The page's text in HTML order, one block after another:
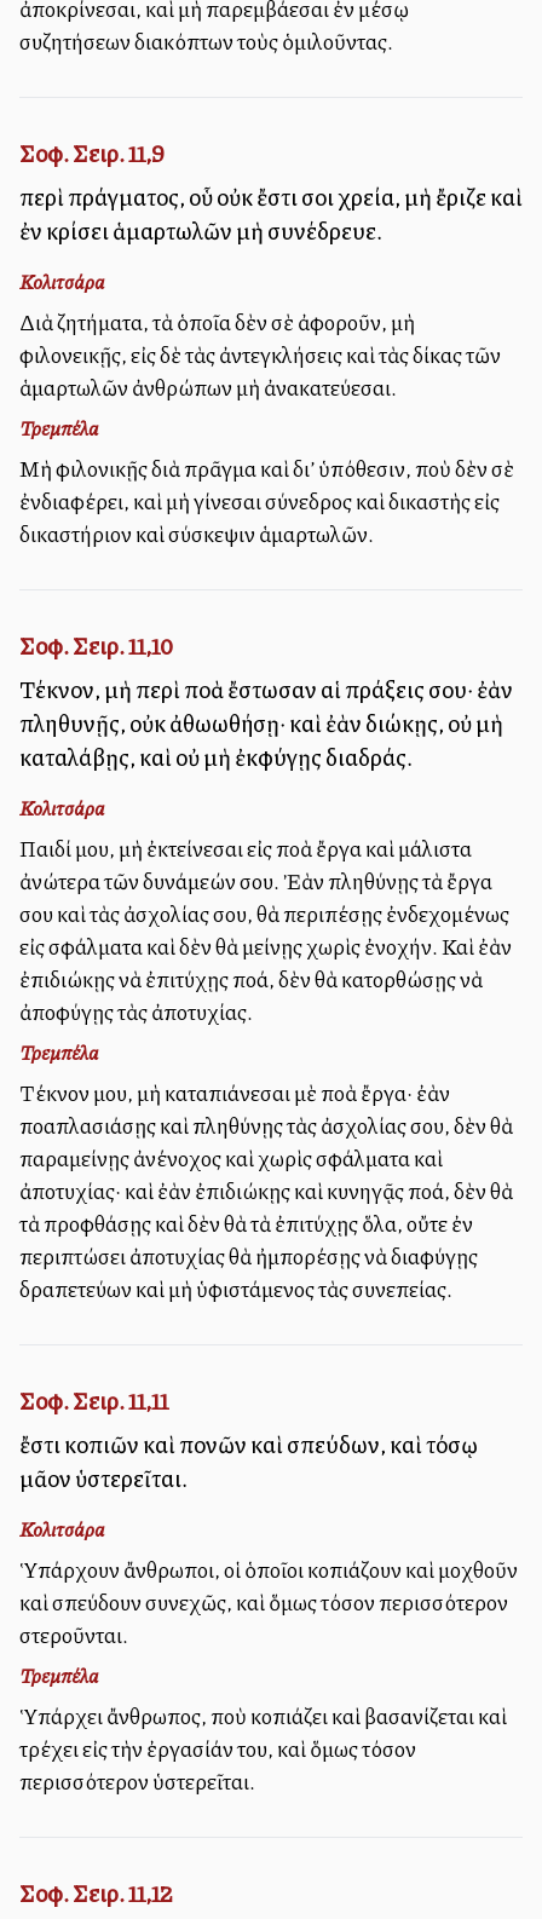
ἀποκρίνεσαι, καὶ μὴ παρεμβάλλεσαι ἐν μέσῳ
συζητήσεων διακόπτων τοὺς ὁμιλοῦντας.
Σοφ. Σειρ. 11,9
περὶ πράγματος, οὗ οὐκ ἔστι σοι χρεία, μὴ ἔριζε καὶ
ἐν κρίσει ἁμαρτωλῶν μὴ συνέδρευε.
Κολιτσάρα
Διὰ ζητήματα, τὰ ὁποῖα δὲν σὲ ἀφοροῦν, μὴ
φιλονεικῇς, εἰς δὲ τὰς ἀντεγκλήσεις καὶ τὰς δίκας τῶν
ἁμαρτωλῶν ἀνθρώπων μὴ ἀνακατεύεσαι.
Τρεμπέλα
Μὴ φιλονικῇς διὰ πρᾶγμα καὶ δι’ ὑπόθεσιν, ποὺ δὲν σὲ
ἐνδιαφέρει, καὶ μὴ γίνεσαι σύνεδρος καὶ δικαστὴς εἰς
δικαστήριον καὶ σύσκεψιν ἁμαρτωλῶν.
Σοφ. Σειρ. 11,10
Τέκνον, μὴ περὶ πολλὰ ἔστωσαν αἱ πράξεις σου· ἐὰν
πληθυνῇς, οὐκ ἀθωωθήσῃ· καὶ ἐὰν διώκῃς, οὐ μὴ
καταλάβῃς, καὶ οὐ μὴ ἐκφύγῃς διαδράς.
Κολιτσάρα
Παιδί μου, μὴ ἐκτείνεσαι εἰς πολλὰ ἔργα καὶ μάλιστα
ἀνώτερα τῶν δυνάμεών σου. Ἐὰν πληθύνῃς τὰ ἔργα
σου καὶ τὰς ἀσχολίας σου, θὰ περιπέσῃς ἐνδεχομένως
εἰς σφάλματα καὶ δὲν θὰ μείνῃς χωρὶς ἐνοχήν. Καὶ ἐὰν
ἐπιδιώκῃς νὰ ἐπιτύχῃς πολλά, δὲν θὰ κατορθώσῃς νὰ
ἀποφύγῃς τὰς ἀποτυχίας.
Τρεμπέλα
Τέκνον μου, μὴ καταπιάνεσαι μὲ πολλὰ ἔργα· ἐὰν
πολλαπλασιάσῃς καὶ πληθύνῃς τὰς ἀσχολίας σου, δὲν θὰ
παραμείνῃς ἀνένοχος καὶ χωρὶς σφάλματα καὶ
ἀποτυχίας· καὶ ἐὰν ἐπιδιώκῃς καὶ κυνηγᾷς πολλά, δὲν θὰ
τὰ προφθάσῃς καὶ δὲν θὰ τὰ ἐπιτύχῃς ὅλα, οὔτε ἐν
περιπτώσει ἀποτυχίας θὰ ἠμπορέσῃς νὰ διαφύγῃς
δραπετεύων καὶ μὴ ὑφιστάμενος τὰς συνεπείας.
Σοφ. Σειρ. 11,11
ἔστι κοπιῶν καὶ πονῶν καὶ σπεύδων, καὶ τόσῳ
μᾶλλον ὑστερεῖται.
Κολιτσάρα
Ὑπάρχουν ἄνθρωποι, οἱ ὁποῖοι κοπιάζουν καὶ μοχθοῦν
καὶ σπεύδουν συνεχῶς, καὶ ὅμως τόσον περισσότερον
στεροῦνται.
Τρεμπέλα
Ὑπάρχει ἄνθρωπος, ποὺ κοπιάζει καὶ βασανίζεται καὶ
τρέχει εἰς τὴν ἐργασίάν του, καὶ ὅμως τόσον
περισσότερον ὑστερεῖται.
Σοφ. Σειρ. 11,12